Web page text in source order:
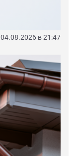
04.08.2026 в 21:47